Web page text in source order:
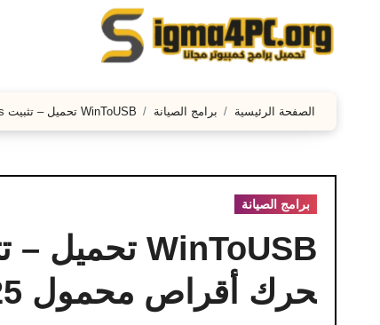
الصفحة الرئيسية برامج الصيانة WinToUSB تحميل – تثبيت Windows المحمول على محرك أقراص محمول 2025
برامج الصيانة
حرك أقراص محمول 2025